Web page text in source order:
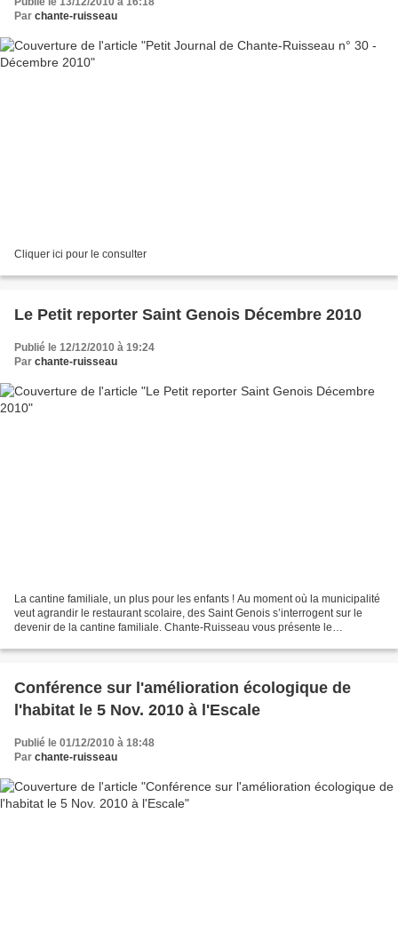
Par chante-ruisseau
Cliquer ici pour le consulter
Le Petit reporter Saint Genois Décembre 2010
Publié le 12/12/2010 à 19:24
Par chante-ruisseau
La cantine familiale, un plus pour les enfants ! Au moment où la municipalité
veut agrandir le restaurant scolaire, des Saint Genois s’interrogent sur le
devenir de la cantine familiale. Chante-Ruisseau vous présente le
Conférence sur l'amélioration écologique de
l'habitat le 5 Nov. 2010 à l'Escale
Publié le 01/12/2010 à 18:48
Par chante-ruisseau